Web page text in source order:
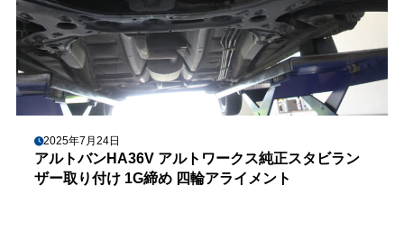
2025年7月24日
アルトバンHA36V アルトワークス純正スタビラン
ザー取り付け 1G締め 四輪アライメント